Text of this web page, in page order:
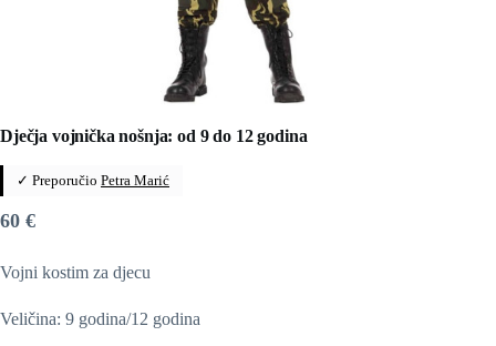
Dječja vojnička nošnja: od 9 do 12 godina
✓ Preporučio Petra Marić
60 €
Vojni kostim za djecu
Veličina: 9 godina/12 godina